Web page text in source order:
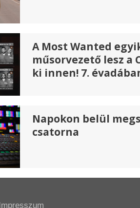
A Most Wanted
műsorvezető lesz a
ki innen! 7.
Napokon belül
csatorna